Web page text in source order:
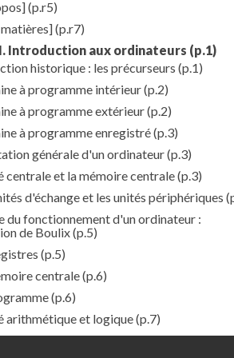
(p.r5)
(p.r7)
Introduction aux ordinateurs (p.1)
historique : les précurseurs (p.1)
à programme intérieur(p.2)
à programme extérieur(p.2)
à programme enregistré(p.3)
générale d'un ordinateur(p.3)
centrale et la mémoire centrale(p.3)
d'échange et les unités périphériques
du fonctionnement d'un ordinateur :
de Boulix(p.5)
(p.5)
centrale(p.6)
(p.6)
arithmétique et logique(p.7)
de contrôle(p.8)